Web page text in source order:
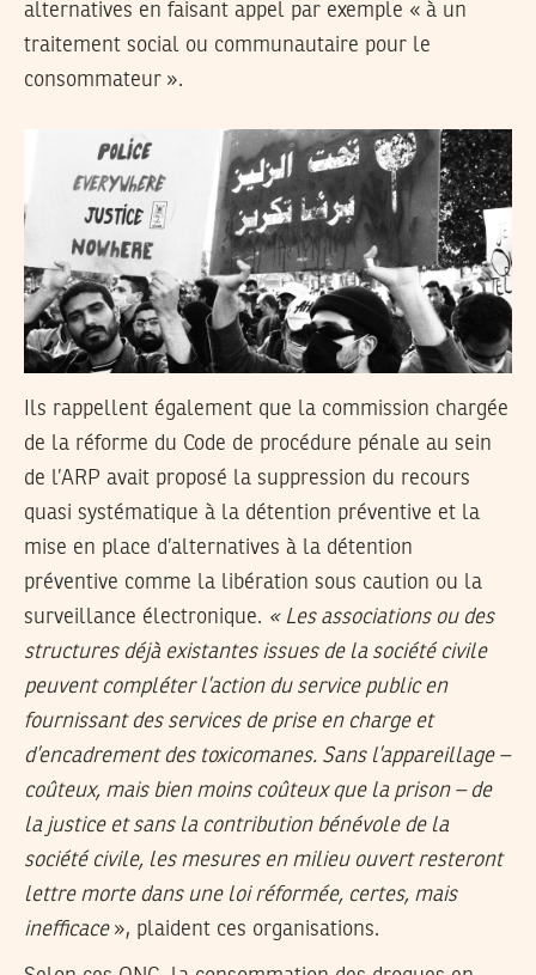
alternatives en faisant appel par exemple « à un
traitement social ou communautaire pour le
consommateur ».
Ils rappellent également que la commission chargée
de la réforme du Code de procédure pénale au sein
de l’ARP avait proposé la suppression du recours
quasi systématique à la détention préventive et la
mise en place d’alternatives à la détention
préventive comme la libération sous caution ou la
surveillance électronique. « Les associations ou des
structures déjà existantes issues de la société civile
peuvent compléter l’action du service public en
fournissant des services de prise en charge et
d’encadrement des toxicomanes. Sans l’appareillage –
coûteux, mais bien moins coûteux que la prison – de
la justice et sans la contribution bénévole de la
société civile, les mesures en milieu ouvert resteront
lettre morte dans une loi réformée, certes, mais
inefficace », plaident ces organisations.